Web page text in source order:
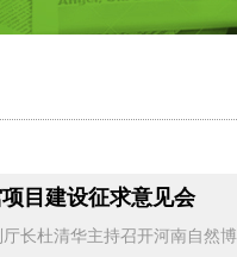
目建设征求意见会
长杜清华主持召开河南自然